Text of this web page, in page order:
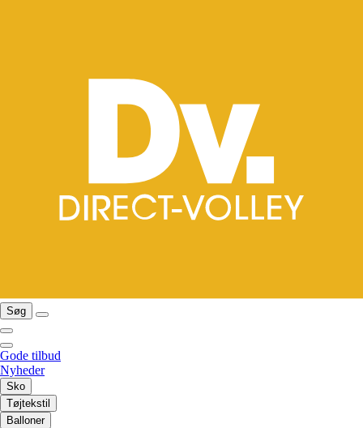
Søg
Gode tilbud
Nyheder
Sko
Tøjtekstil
Balloner